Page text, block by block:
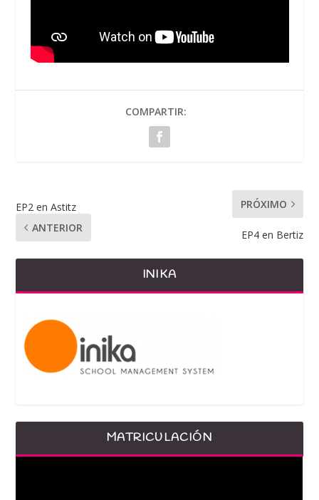
COMPARTIR:
EP2 en Astitz
ANTERIOR
PRÓXIMO
EP4 en Bertiz
INIKA
MATRICULACIÓN